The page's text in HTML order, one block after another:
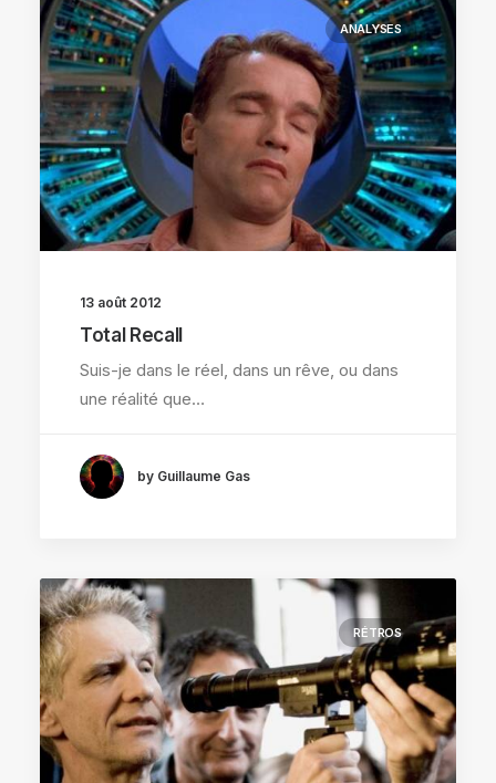
ANALYSES
13 août 2012
Total Recall
Suis-je dans le réel, dans un rêve, ou dans
une réalité que…
by Guillaume Gas
RÉTROS